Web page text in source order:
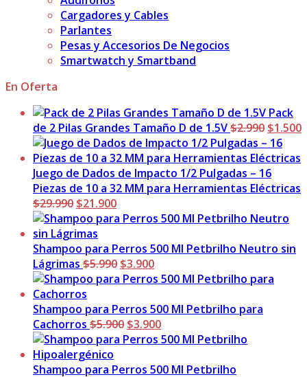
Cargadores y Cables
Parlantes
Pesas y Accesorios De Negocios
Smartwatch y Smartband
En Oferta
Pack
de 2 Pilas Grandes Tamaño D de 1.5V$2.990 El
precio
original
era:
$2.990.
$1.500
Juego de Dados de Impacto 1/2 Pulgadas – 16
Piezas de 10 a 32 MM para Herramientas Eléctricas
$29.990 El
precio
original
era:
$29.990.
$21.900El
precio
es:
$21.900.
Shampoo para Perros 500 Ml Petbrilho Neutro sin
Lágrimas $5.990 El
precio
era:
$5.990.
$3.900El
precio
es:
$3.900.
Shampoo para Perros 500 Ml Petbrilho para
Cachorros $5.900 El
precio
era:
$3.900El
precio
es:
Shampoo para Perros 500 Ml Petbrilho